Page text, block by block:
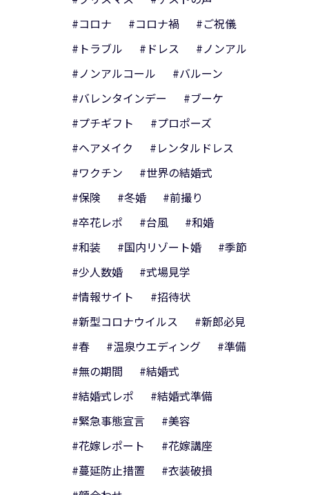
#コロナ
#コロナ禍
#ご祝儀
#トラブル
#ドレス
#ノンアル
#ノンアルコール
#バルーン
#バレンタインデー
#ブーケ
#プチギフト
#プロポーズ
#ヘアメイク
#レンタルドレス
#ワクチン
#世界の結婚式
#保険
#冬婚
#前撮り
#卒花レポ
#台風
#和婚
#和装
#国内リゾート婚
#季節
#少人数婚
#式場見学
#情報サイト
#招待状
#新型コロナウイルス
#新郎必見
#春
#温泉ウエディング
#準備
#無の期間
#結婚式
#結婚式レポ
#結婚式準備
#緊急事態宣言
#美容
#花嫁レポート
#花嫁講座
#蔓延防止措置
#衣装破損